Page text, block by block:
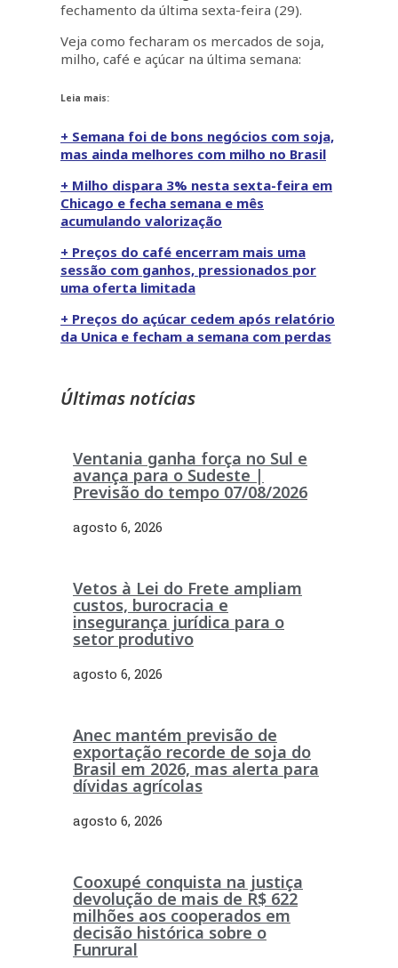
fechamento da última sexta-feira (29).
Veja como fecharam os mercados de soja,
milho, café e açúcar na última semana:
Leia mais:
+ Semana foi de bons negócios com soja,
mas ainda melhores com milho no Brasil
+ Milho dispara 3% nesta sexta-feira em
Chicago e fecha semana e mês
acumulando valorização
+ Preços do café encerram mais uma
sessão com ganhos, pressionados por
uma oferta limitada
+ Preços do açúcar cedem após relatório
da Unica e fecham a semana com perdas
Últimas notícias
Ventania ganha força no Sul e
avança para o Sudeste |
Previsão do tempo 07/08/2026
agosto 6, 2026
Vetos à Lei do Frete ampliam
custos, burocracia e
insegurança jurídica para o
setor produtivo
agosto 6, 2026
Anec mantém previsão de
exportação recorde de soja do
Brasil em 2026, mas alerta para
dívidas agrícolas
agosto 6, 2026
Cooxupé conquista na justiça
devolução de mais de R$ 622
milhões aos cooperados em
decisão histórica sobre o
Funrural